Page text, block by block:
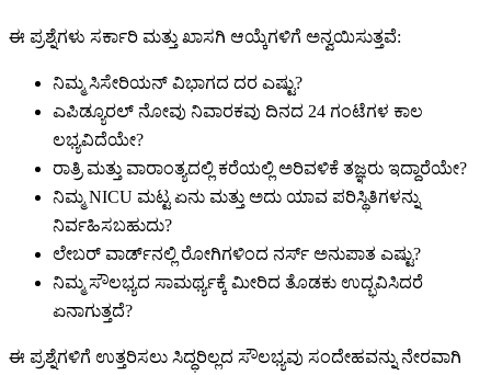
ಈ ಪ್ರಶ್ನೆಗಳು ಸರ್ಕಾರಿ ಮತ್ತು ಖಾಸಗಿ ಆಯ್ಕೆಗಳಿಗೆ ಅನ್ವಯಿಸುತ್ತವೆ:
ನಿಮ್ಮ ಸಿಸೇರಿಯನ್ ವಿಭಾಗದ ದರ ಎಷ್ಟು?
ಎಪಿಡ್ಯೂರಲ್ ನೋವು ನಿವಾರಕವು ದಿನದ 24 ಗಂಟೆಗಳ ಕಾಲ
ಲಭ್ಯವಿದೆಯೇ?
ರಾತ್ರಿ ಮತ್ತು ವಾರಾಂತ್ಯದಲ್ಲಿ ಕರೆಯಲ್ಲಿ ಅರಿವಳಿಕೆ ತಜ್ಞರು ಇದ್ದಾರೆಯೇ?
ನಿಮ್ಮ NICU ಮಟ್ಟ ಏನು ಮತ್ತು ಅದು ಯಾವ ಪರಿಸ್ಥಿತಿಗಳನ್ನು
ನಿರ್ವಹಿಸಬಹುದು?
ಲೇಬರ್ ವಾರ್ಡ್‌ನಲ್ಲಿ ರೋಗಿಗಳಿಂದ ನರ್ಸ್ ಅನುಪಾತ ಎಷ್ಟು?
ನಿಮ್ಮ ಸೌಲಭ್ಯದ ಸಾಮರ್ಥ್ಯಕ್ಕೆ ಮೀರಿದ ತೊಡಕು ಉದ್ಭವಿಸಿದರೆ
ಏನಾಗುತ್ತದೆ?
ಈ ಪ್ರಶ್ನೆಗಳಿಗೆ ಉತ್ತರಿಸಲು ಸಿದ್ಧರಿಲ್ಲದ ಸೌಲಭ್ಯವು ಸಂದೇಹವನ್ನು ನೇರವಾಗಿ